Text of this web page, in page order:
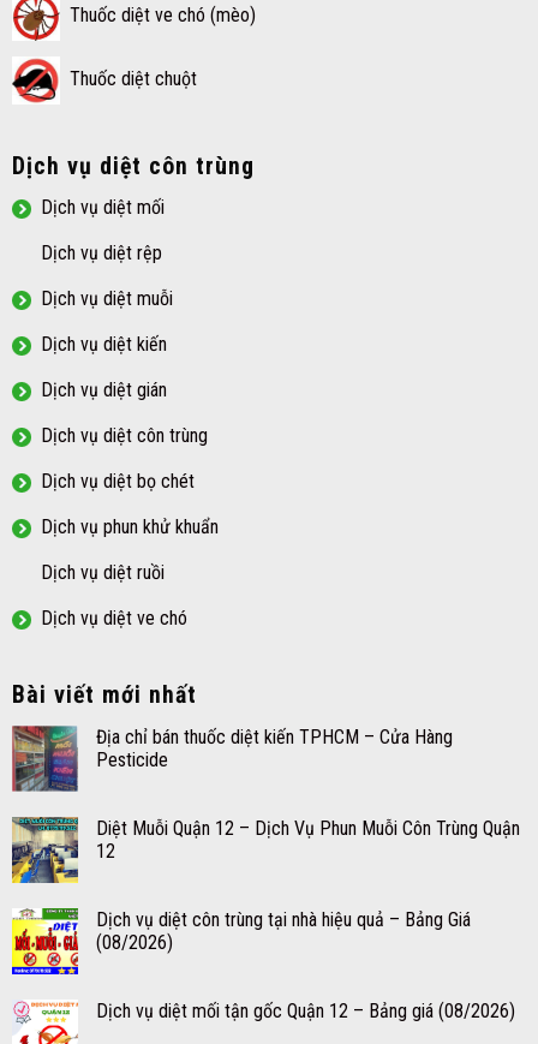
Thuốc diệt ve chó (mèo)
Thuốc diệt chuột
Dịch vụ diệt côn trùng
Dịch vụ diệt mối
Dịch vụ diệt rệp
Dịch vụ diệt muỗi
Dịch vụ diệt kiến
Dịch vụ diệt gián
Dịch vụ diệt côn trùng
Dịch vụ diệt bọ chét
Dịch vụ phun khử khuẩn
Dịch vụ diệt ruồi
Dịch vụ diệt ve chó
Bài viết mới nhất
Địa chỉ bán thuốc diệt kiến TPHCM – Cửa Hàng
Pesticide
Diệt Muỗi Quận 12 – Dịch Vụ Phun Muỗi Côn Trùng Quận
12
Dịch vụ diệt côn trùng tại nhà hiệu quả – Bảng Giá
(08/2026)
Dịch vụ diệt mối tận gốc Quận 12 – Bảng giá (08/2026)